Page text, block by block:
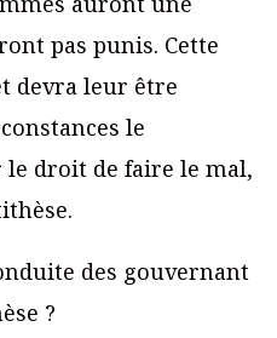
pas punis. Cette
devra leur être
le
droit de faire le mal,
des gouvernant
?